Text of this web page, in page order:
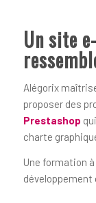
Un site
Alégorix
proposer des
Prestashop
charte
Une formation
développement